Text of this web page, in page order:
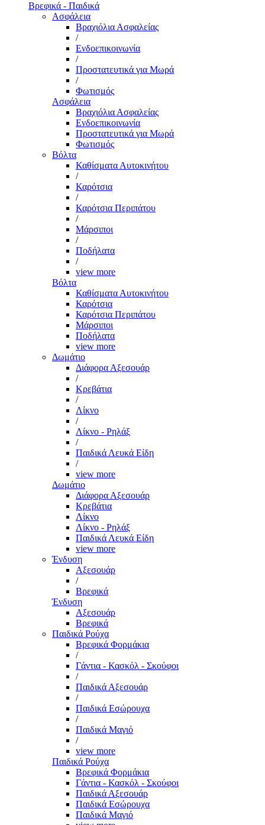
Βρεφικά - Παιδικά
Ασφάλεια
Βραχιόλια Ασφαλείας
/
Ενδοεπικοινωνία
/
Προστατευτικά για Μωρά
/
Φωτισμός
Ασφάλεια
Βραχιόλια Ασφαλείας
Ενδοεπικοινωνία
Προστατευτικά για Μωρά
Φωτισμός
Βόλτα
Καθίσματα Αυτοκινήτου
/
Καρότσια
/
Καρότσια Περιπάτου
/
Μάρσιποι
/
Ποδήλατα
/
view more
Βόλτα
Καθίσματα Αυτοκινήτου
Καρότσια
Καρότσια Περιπάτου
Μάρσιποι
Ποδήλατα
view more
Δωμάτιο
Διάφορα Αξεσουάρ
/
Κρεβάτια
/
Λίκνο
/
Λίκνο - Ρηλάξ
/
Παιδικά Λευκά Είδη
/
view more
Δωμάτιο
Διάφορα Αξεσουάρ
Κρεβάτια
Λίκνο
Λίκνο - Ρηλάξ
Παιδικά Λευκά Είδη
view more
Ένδυση
Αξεσουάρ
/
Βρεφικά
Ένδυση
Αξεσουάρ
Βρεφικά
Παιδικά Ρούχα
Βρεφικά Φορμάκια
/
Γάντια - Κασκόλ - Σκούφοι
/
Παιδικά Αξεσουάρ
/
Παιδικά Εσώρουχα
/
Παιδικά Μαγιό
/
view more
Παιδικά Ρούχα
Βρεφικά Φορμάκια
Γάντια - Κασκόλ - Σκούφοι
Παιδικά Αξεσουάρ
Παιδικά Εσώρουχα
Παιδικά Μαγιό